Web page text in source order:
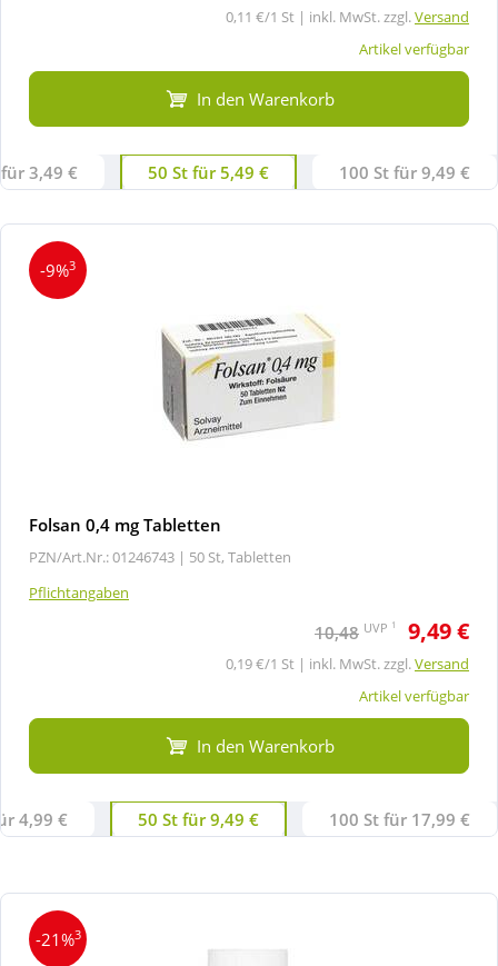
0,11 €/1 St | inkl. MwSt. zzgl.Versand
Artikel verfügbar
In den Warenkorb
3,49 € 50 St für 5,49 € 100 St für 9,49 €
-9%3
Folsan 0,4 mg Tabletten
PZN/Art.Nr.: 01246743 | 50 St, Tabletten
Pflichtangaben
10,48 UVP 1 9,49 €
0,19 €/1 St | inkl. MwSt. zzgl.Versand
Artikel verfügbar
In den Warenkorb
4,99 € 50 St für 9,49 € 100 St für 17,99 €
-21%3